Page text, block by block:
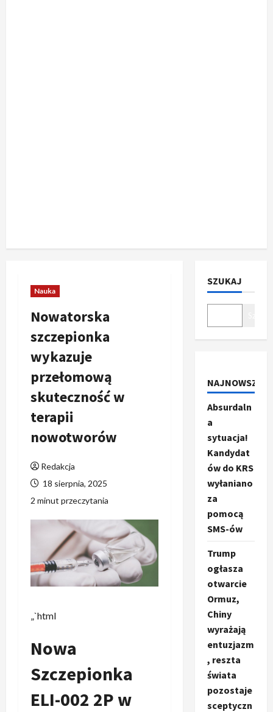
Nauka
Nowatorska
szczepionka
wykazuje
przełomową
skuteczność w
terapii
nowotworów
Redakcja
18 sierpnia, 2025
2 minut przeczytania
„`html
Nowa
Szczepionka
ELI-002 2P w
SZUKAJ
NAJNOWSZE
Absurdaln
a
sytuacja!
Kandydat
ów do KRS
wyłaniano
za
pomocą
SMS-ów
Trump
ogłasza
otwarcie
Ormuz,
Chiny
wyrażają
entuzjazm
, reszta
świata
pozostaje
sceptyczn